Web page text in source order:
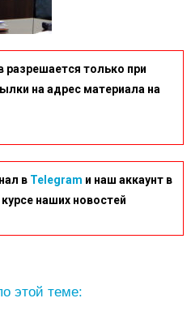
разрешается только при
на адрес материала на
в Telegram и наш аккаунт в
наших новостей
этой теме: